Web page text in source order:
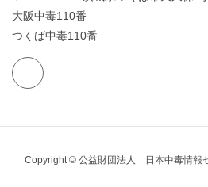
大阪中毒110番
つくば中毒110番
Copyright © 公益財団法人 日本中毒情報